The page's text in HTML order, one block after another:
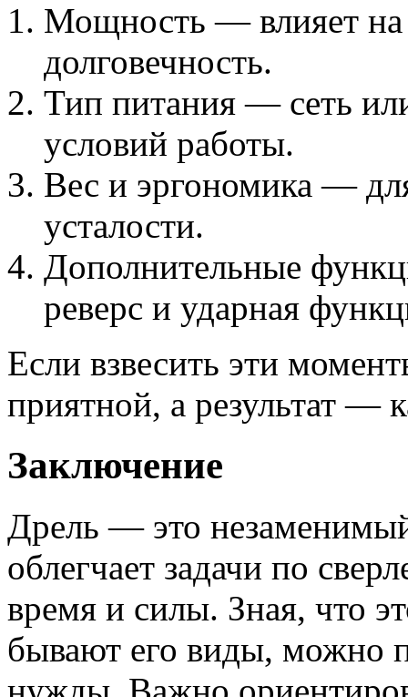
Мощность — влияет на
долговечность.
Тип питания — сеть
условий работы.
Вес и эргономика —
усталости.
Дополнительные
реверс и ударная
Если взвесить эти
приятной, а результат —
Заключение
Дрель — это
облегчает задачи по
время и силы. Зная, что
бывают его виды, можно